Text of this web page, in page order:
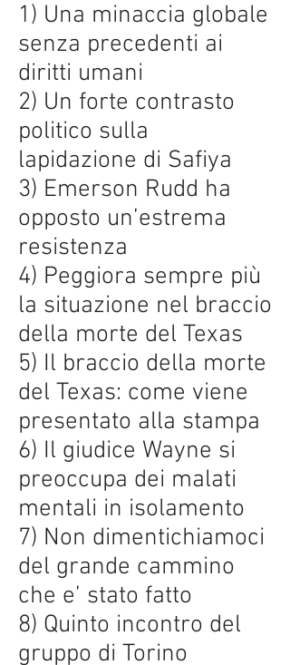
1) Una minaccia globale
senza precedenti ai
diritti umani
2) Un forte contrasto
politico sulla
lapidazione di Safiya
3) Emerson Rudd ha
opposto un’estrema
resistenza
4) Peggiora sempre più
la situazione nel braccio
della morte del Texas
5) Il braccio della morte
del Texas: come viene
presentato alla stampa
6) Il giudice Wayne si
preoccupa dei malati
mentali in isolamento
7) Non dimentichiamoci
del grande cammino
che e’ stato fatto
8) Quinto incontro del
gruppo di Torino